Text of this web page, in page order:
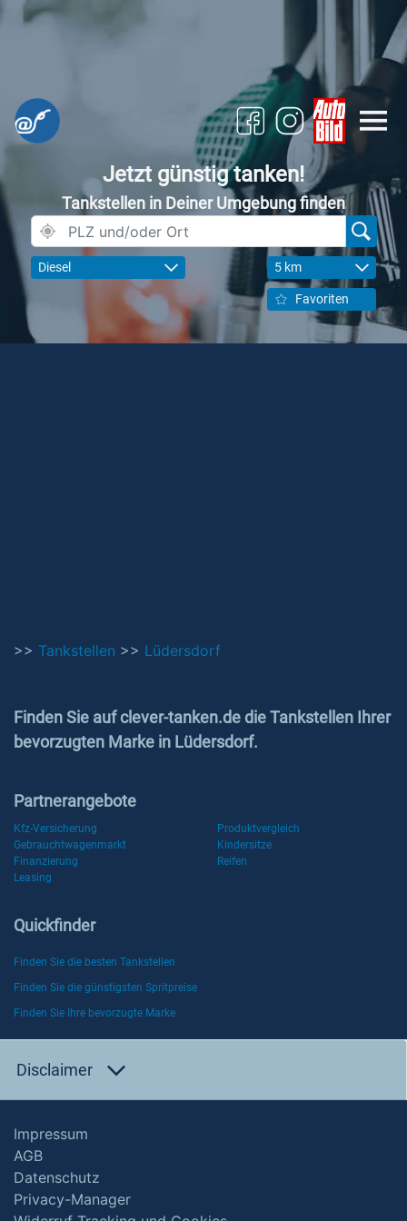
Jetzt günstig tanken!
Tankstellen in Deiner Umgebung finden
Diesel 5 km
Favoriten
>> Tankstellen >> Lüdersdorf
Finden Sie auf clever-tanken.de die Tankstellen Ihrer
bevorzugten Marke in Lüdersdorf.
Partnerangebote
Kfz-Versicherung
Produktvergleich
Gebrauchtwagenmarkt
Kindersitze
Finanzierung
Reifen
Leasing
Quickfinder
Finden Sie die besten Tankstellen
Finden Sie die günstigsten Spritpreise
Finden Sie Ihre bevorzugte Marke
Disclaimer
Impressum
AGB
Datenschutz
Privacy-Manager